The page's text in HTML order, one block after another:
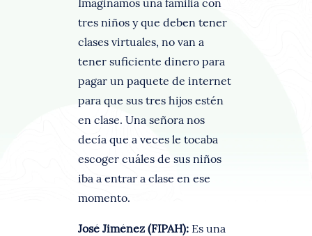
tres niños y que deben tener
clases virtuales, no van a
tener suficiente dinero para
pagar un paquete de internet
para que sus tres hijos estén
en clase. Una señora nos
decía que a veces le tocaba
escoger cuáles de sus niños
iba a entrar a clase en ese
momento.
José Jiménez (FIPAH): Es una